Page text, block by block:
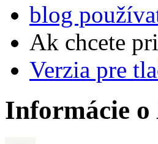
blog
Ak chcete
Verzia pre
Informácie o